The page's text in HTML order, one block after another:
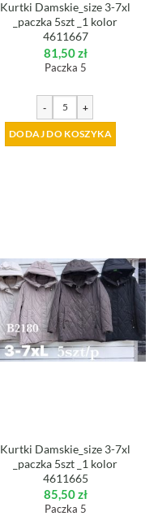
Kurtki Damskie_size 3-7xl
_paczka 5szt _1 kolor
4611667
81,50zł
Paczka 5
- +
DODAJ DO KOSZYKA
Kurtki Damskie_size 3-7xl
_paczka 5szt _1 kolor
4611665
85,50zł
Paczka 5